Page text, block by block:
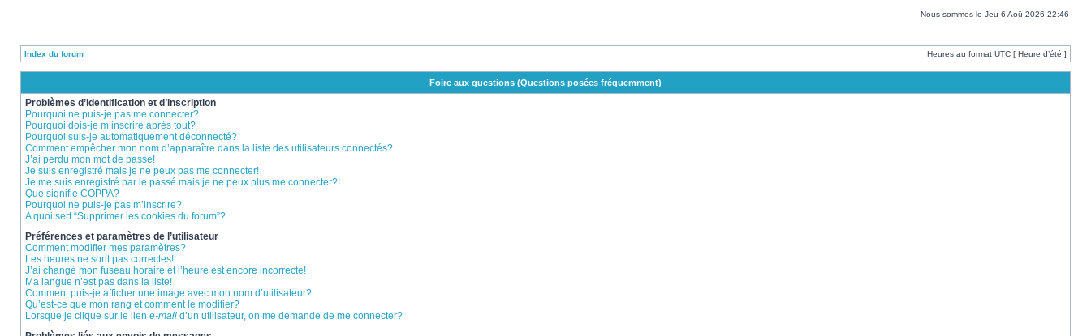
Nous sommes le Jeu 6 Aoû 2026 22:46
Index du forum Heures au format UTC [ Heure d’été ]
Foire aux questions (Questions posées fréquemment)
Problèmes d’identification et d’inscription
Pourquoi ne puis-je pas me connecter?
Pourquoi dois-je m’inscrire après tout?
Pourquoi suis-je automatiquement déconnecté?
Comment empêcher mon nom d’apparaître dans la liste des utilisateurs connectés?
J’ai perdu mon mot de passe!
Je suis enregistré mais je ne peux pas me connecter!
Je me suis enregistré par le passé mais je ne peux plus me connecter?!
Que signifie COPPA?
Pourquoi ne puis-je pas m’inscrire?
A quoi sert “Supprimer les cookies du forum”?
Préférences et paramètres de l’utilisateur
Comment modifier mes paramètres?
Les heures ne sont pas correctes!
J’ai changé mon fuseau horaire et l’heure est encore incorrecte!
Ma langue n’est pas dans la liste!
Comment puis-je afficher une image avec mon nom d’utilisateur?
Qu’est-ce que mon rang et comment le modifier?
Lorsque je clique sur le lien e-mail d’un utilisateur, on me demande de me connecter?